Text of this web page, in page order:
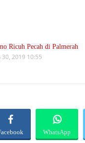
Ricuh Pecah di Palmerah
30, 2019 10:55
WhatsApp